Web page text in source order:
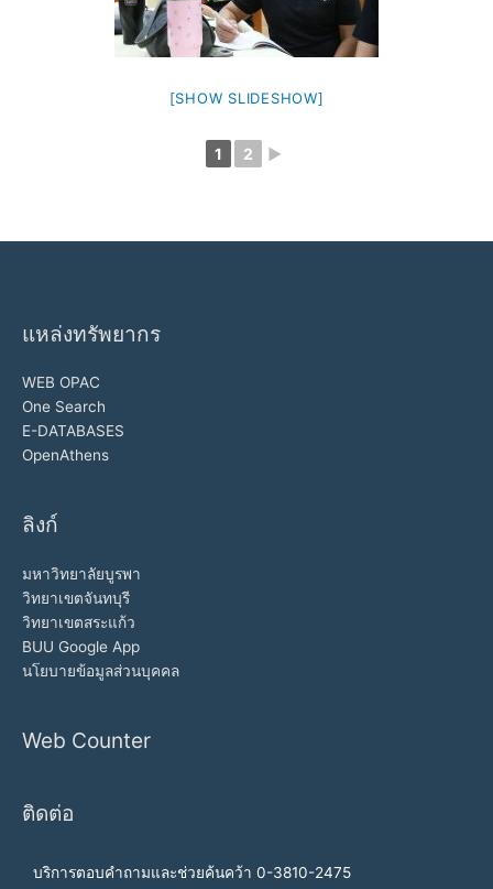
[SHOW SLIDESHOW]
1 2 ►
แหล่งทรัพยากร
WEB OPAC
One Search
E-DATABASES
OpenAthens
ลิงก์
มหาวิทยาลัยบูรพา
วิทยาเขตจันทบุรี
วิทยาเขตสระแก้ว
BUU Google App
นโยบายข้อมูลส่วนบุคคล
Web Counter
ติดต่อ
บริการตอบคำถามและช่วยค้นคว้า 0-3810-2475